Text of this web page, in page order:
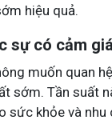
hiệu quả.
sự có cảm
muốn quan
sớm. Tần suất
sức khỏe và nhu